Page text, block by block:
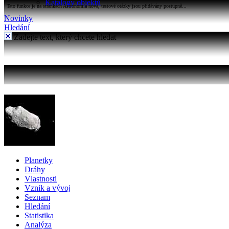
Katalogy objektů
Tato funkce je na stránkách Astronomia nová, testové otázky jsou přidávány postupně...
Novinky
Hledání
Zadejte text, který chcete hledat
Planetky
Dráhy
Vlastnosti
Vznik a vývoj
Seznam
Hledání
Statistika
Analýza